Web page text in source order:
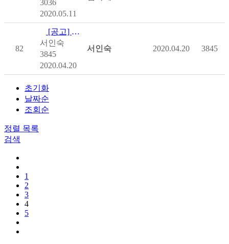
3036
2020.05.11
82
[공고] 「2020 척수장애인대회」 수상 후보자 공모
서인숙
3845
2020.04.20
서인숙 2020.04.20 3845
초기화
날짜순
조회순
정렬 목록
검색
1
2
3
4
5